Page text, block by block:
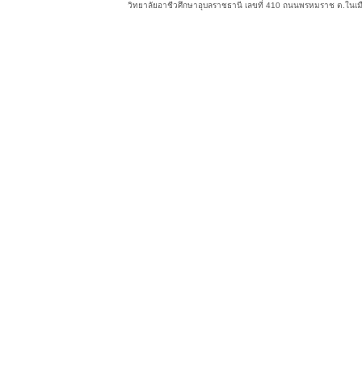
วิทยาลัยอาชีวศึกษาอุบลราชธานี เลขที่ 410 ถนนพรหมราช ต.ในเ